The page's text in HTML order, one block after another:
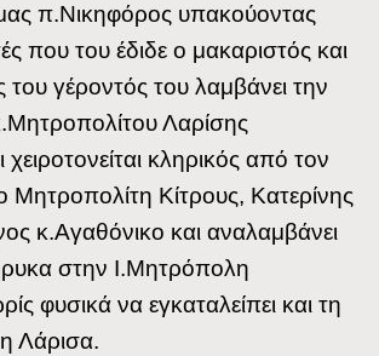
π.Νικηφόρος υπακούοντας
που του έδιδε ο μακαριστός και
του γέροντός του λαμβάνει την
Λαρίσης
χειροτονείται κληρικός από τον
Μητροπολίτη Κίτρους, Κατερίνης
κ.Αγαθόνικο και αναλαμβάνει
στην Ι.Μητρόπολη
φυσικά να εγκαταλείπει και τη
Λάρισα.